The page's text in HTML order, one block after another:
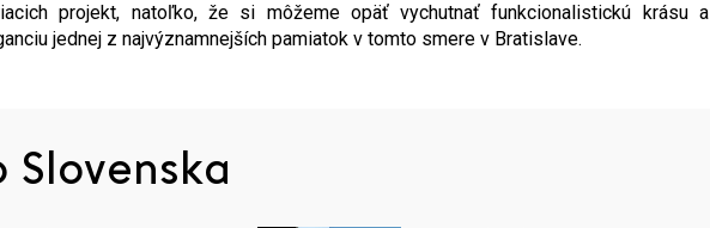
projekt, natoľko, že si môžeme opäť vychutnať funkcionalistickú krásu a
jednej z najvýznamnejších pamiatok v tomto smere v Bratislave.
Slovenska